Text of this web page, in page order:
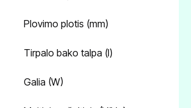
Plovimo plotis (mm)
Tirpalo bako talpa (l)
Galia (W)